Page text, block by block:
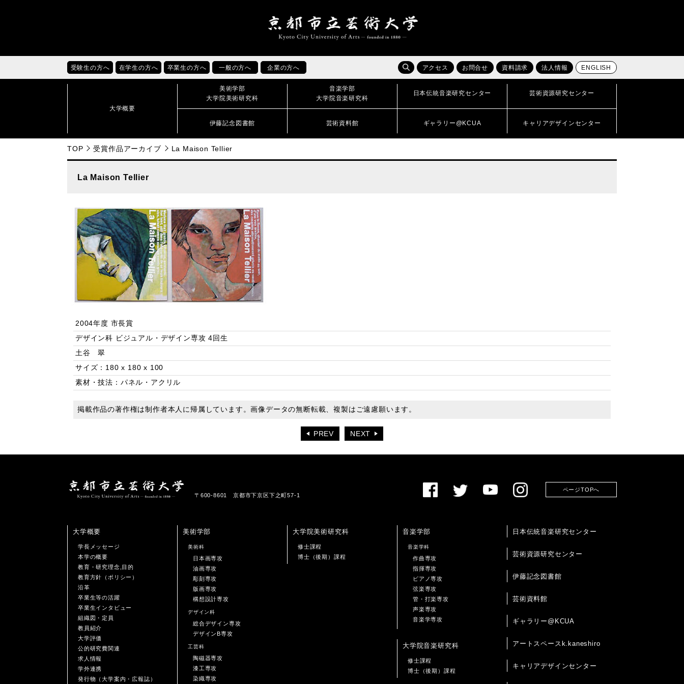
受験生の方へ 在学生の方へ 卒業生の方へ 一般の方へ 企業の方へ アクセス お問合せ 資料請求 法人情報 ENGLISH
大学概要
美術学部
大学院美術研究科
音楽学部
大学院音楽研究科
日本伝統音楽研究センター 芸術資源研究センター
伊藤記念図書館 芸術資料館 ギャラリー@KCUA キャリアデザインセンター
TOP 受賞作品アーカイブ La Maison Tellier
La Maison Tellier
2004年度 市長賞
デザイン科 ビジュアル・デザイン専攻 4回生
土谷 翠
サイズ：180 x 180 x 100
素材・技法：パネル・アクリル
掲載作品の著作権は制作者本人に帰属しています。画像データの無断転載、複製はご遠慮願います。
PREV NEXT
〒600-8601 京都市下京区下之町57-1
ページTOPへ
大学概要
学長メッセージ
本学の概要
教育・研究理念,目的
教育方針（ポリシー）
沿革
卒業生等の活躍
卒業生インタビュー
組織図・定員
教員紹介
大学評価
公的研究費関連
求人情報
学外連携
発行物（大学案内・広報誌）
美術学部
美術科
日本画専攻
油画専攻
彫刻専攻
版画専攻
構想設計専攻
デザイン科
総合デザイン専攻
デザインB専攻
工芸科
陶磁器専攻
漆工専攻
染織専攻
大学院美術研究科
修士課程
博士（後期）課程
音楽学部
音楽学科
作曲専攻
指揮専攻
ピアノ専攻
弦楽専攻
管・打楽専攻
声楽専攻
音楽学専攻
大学院音楽研究科
修士課程
博士（後期）課程
日本伝統音楽研究センター
芸術資源研究センター
伊藤記念図書館
芸術資料館
ギャラリー@KCUA
アートスペースk.kaneshiro
キャリアデザインセンター